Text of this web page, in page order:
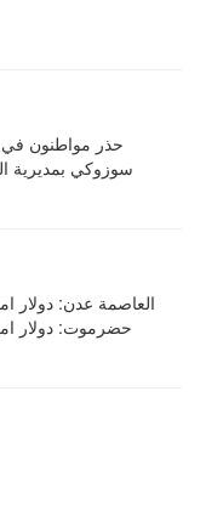
حذر مواطنون
سوزوكي بمديرية